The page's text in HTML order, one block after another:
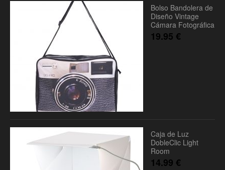
Bolso Bandolera de
Diseño Vintage
Cámara Fotográfica
19.95 €
Caja de Luz
DobleClic Light
Room
14.99 €